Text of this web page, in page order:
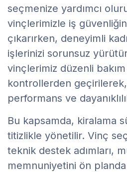
seçmenize yardımcı
vinçlerimizle iş
çıkarırken, deneyimli
işlerinizi sorunsuz
vinçlerimiz düzenli
kontrollerden
performans ve
Bu kapsamda, kiralama
titizlikle yönetilir. Vinç
teknik destek adımları,
memnuniyetini ön